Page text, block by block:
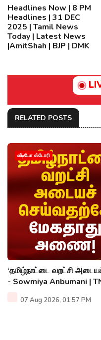
Headlines Now | 8 PM
Headlines | 31 DEC
2025 | Tamil News
Today | Latest News
|AmitShah | BJP | DMK
RELATED POSTS
வீடியோ ஸ்டோரி
‘தமிழ்நாட்டை வறட்சி
- Sowmiya Anbumani |
07 Aug 2026, 01:57 PM